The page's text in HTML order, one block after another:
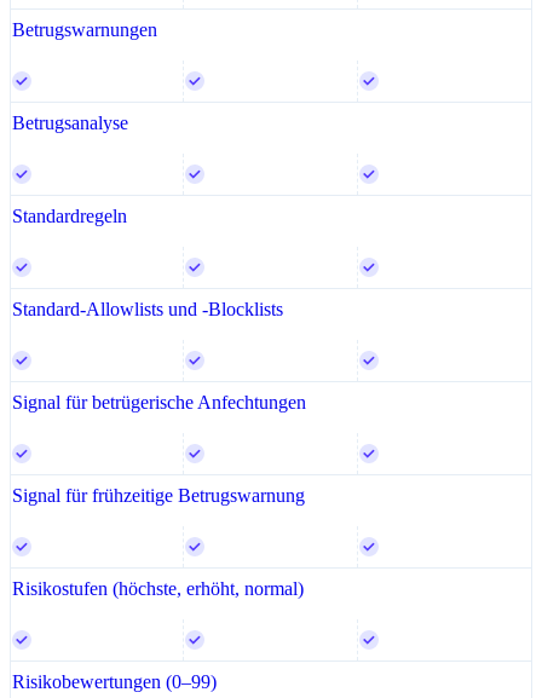
Betrugswarnungen
Betrugsanalyse
Standardregeln
Standard-Allowlists und -Blocklists
Signal für betrügerische Anfechtungen
Signal für frühzeitige Betrugswarnung
Risikostufen (höchste, erhöht, normal)
Risikobewertungen (0–99)